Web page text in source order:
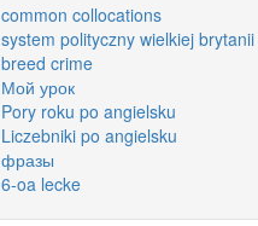
common collocations
system polityczny wielkiej brytanii
breed crime
Мой урок
Pory roku po angielsku
Liczebniki po angielsku
фразы
6-oa lecke